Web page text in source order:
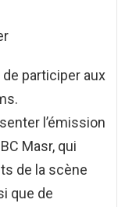
participer aux
l’émission
Masr, qui
de la scène
que de